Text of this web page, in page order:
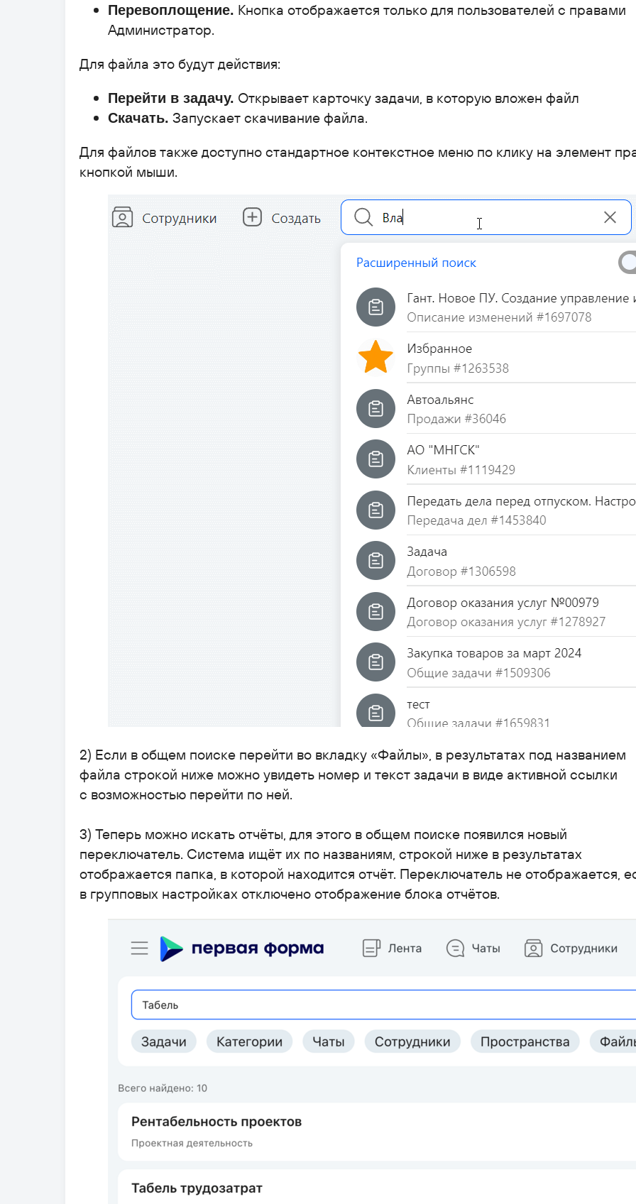
Перевоплощение. Кнопка отображается только для пользователей с правами
Администратор.
Для файла это будут действия:
Перейти в задачу. Открывает карточку задачи, в которую вложен файл
Скачать. Запускает скачивание файла.
Для файлов также доступно стандартное контекстное меню по клику на элемент
кнопкой мыши.
2) Если в общем поиске перейти во вкладку «Файлы», в результатах под названием
файла строкой ниже можно увидеть номер и текст задачи в виде активной ссылки
с возможностью перейти по ней.
3) Теперь можно искать отчёты, для этого в общем поиске появился новый
переключатель. Система ищёт их по названиям, строкой ниже в результатах
отображается папка, в которой находится отчёт. Переключатель не отображается,
в групповых настройках отключено отображение блока отчётов.